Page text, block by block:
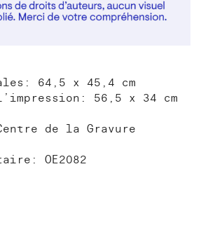
64,5 x 45,4 cm
56,5 x 34 cm
de la Gravure
OE2082